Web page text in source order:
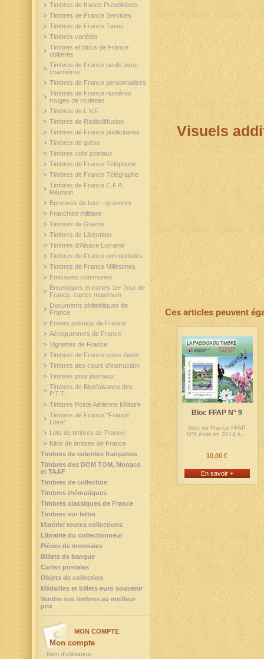
Visuels
Ces articles peuvent
Bloc FFAP N° 9
Bloc de France FFAP
N°9 émis en 2014 à...
10,00 €
En savoir +
Timbres de france Préoblitérés
Timbres de France Services
Timbres de France Taxes
Timbres variétés
Timbres et blocs de France
oblitérés
Timbres de France neufs avec
charnières
Timbres de France personnalisés
Timbres de France numéros
rouges de roulettes
Timbres de L.V.F.
Timbres de Radiodiffusion
Timbres de France publicitaires
Timbres de grève
Timbres colis postaux
Timbres de France Téléphone
Timbres de France Télégraphe
Timbres de France C.F.A.
Réunion
Epreuves de luxe - gravures
Franchise militaire
Timbres de Guerre
Timbres de Libération
Timbres d'Alsace Lorraine
Timbres de France non dentelés
Timbres de France Millésimes
Emissions communes
Enveloppes et cartes 1er Jour de
France, cartes maximum
Documents philatéliques de
France
Entiers postaux de France
Aérogrammes de France
Vignettes de France
Timbres de France coins datés
Timbres des cours d'instruction
Timbres pour journaux
Timbres de Bienfaisance des
P.T.T.
Timbres Poste Aérienne Militaire
Timbres de France "France
Libre"
Lots de timbres de France
Kilos de timbres de France
Timbres de colonies françaises
Timbres des DOM TOM, Monaco
et TAAF
Timbres de collection
Timbres thématiques
Timbres classiques de France
Timbres sur lettre
Matériel toutes collections
Librairie du collectionneur
Pièces de monnaies
Billets de banque
Cartes postales
Objets de collection
Médailles et billets euro souvenir
Vendre ses timbres au meilleur
prix
MON COMPTE
Mon compte
Nom d'utilisateur